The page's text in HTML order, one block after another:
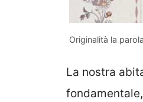
Originalità la
La nostra